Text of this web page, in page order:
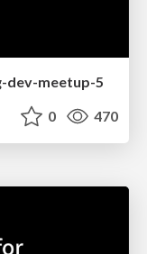
dev-meetup-5
0 470